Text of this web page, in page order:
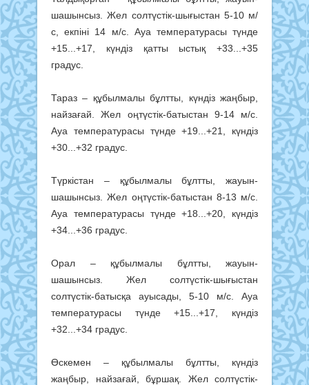
шашынсыз. Жел солтүстік-шығыстан 5-10 м/
с, екпіні 14 м/с. Ауа температурасы түнде
+15...+17, күндіз қатты ыстық +33...+35
градус.
Тараз – құбылмалы бұлтты, күндіз жаңбыр,
найзағай. Жел оңтүстік-батыстан 9-14 м/с.
Ауа температурасы түнде +19...+21, күндіз
+30...+32 градус.
Түркістан – құбылмалы бұлтты, жауын-
шашынсыз. Жел оңтүстік-батыстан 8-13 м/с.
Ауа температурасы түнде +18...+20, күндіз
+34...+36 градус.
Орал – құбылмалы бұлтты, жауын-
шашынсыз. Жел солтүстік-шығыстан
солтүстік-батысқа ауысады, 5-10 м/с. Ауа
температурасы түнде +15...+17, күндіз
+32...+34 градус.
Өскемен – құбылмалы бұлтты, күндіз
жаңбыр, найзағай, бұршақ. Жел солтүстік-